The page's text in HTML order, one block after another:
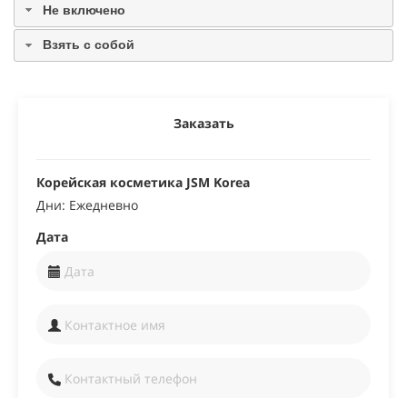
Не включено
Взять с собой
Заказать
Корейская косметика JSM Korea
Дни: Ежедневно
Дата